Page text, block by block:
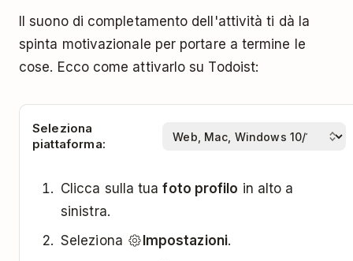
Il suono di completamento dell'attività ti dà la
spinta motivazionale per portare a termine le
cose. Ecco come attivarlo su Todoist:
Seleziona
piattaforma:
Clicca sulla tuafoto profilo in alto a
sinistra.
Seleziona
Impostazioni.